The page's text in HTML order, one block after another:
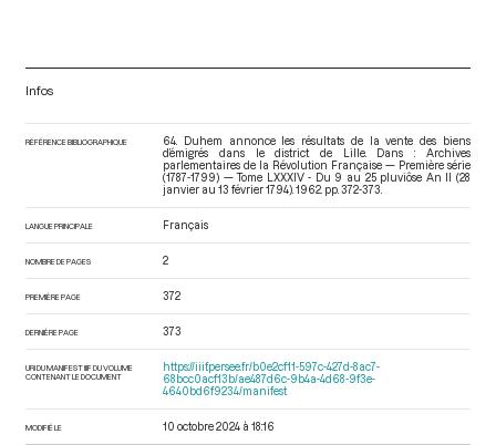
Infos
RÉFÉRENCE BIBLIOGRAPHIQUE
64. Duhem annonce les résultats de la vente des biens
d’émigrés dans le district de Lille. Dans : Archives
parlementaires de la Révolution Française — Première série
(1787-1799) — Tome LXXXIV - Du 9 au 25 pluviôse An II (28
janvier au 13 février 1794) . 1962. pp. 372-373.
LANGUE PRINCIPALE Français
NOMBRE DE PAGES 2
PREMIÈRE PAGE 372
DERNIÈRE PAGE 373
URI DU MANIFEST IIIF DU VOLUME
CONTENANT LE DOCUMENT
https://iiif.persee.fr/b0e2cf11-597c-427d-8ac7-
68bcc0acf13b/ae487d6c-9b4a-4d68-9f3e-
4640bd6f9234/manifest
MODIFIÉ LE 10 octobre 2024 à 18:16